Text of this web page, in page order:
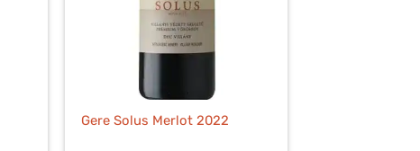
Gere Solus Merlot 2022